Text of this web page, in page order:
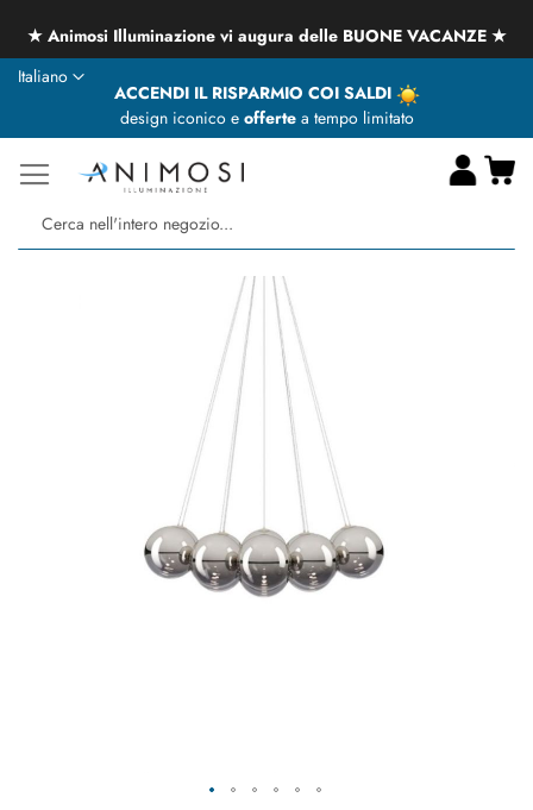
★ Animosi Illuminazione vi augura delle BUONE VACANZE ★
ACCENDI IL RISPARMIO COI SALDI
design iconico e offertea tempo limitato
Lingua
Italiano